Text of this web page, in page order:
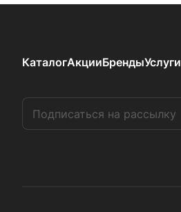
КаталогАкцииБрендыУслуги